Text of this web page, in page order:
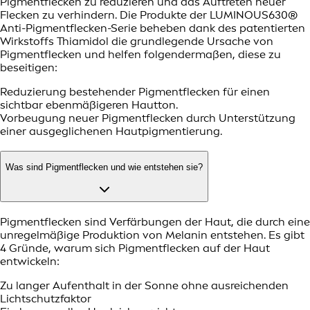
Flecken zu verhindern. Die Produkte der LUMINOUS630®
Anti-Pigmentflecken-Serie beheben dank des patentierten
Wirkstoffs Thiamidol die grundlegende Ursache von
Pigmentflecken und helfen folgendermaßen, diese zu
beseitigen:
Reduzierung bestehender Pigmentflecken für einen
sichtbar ebenmäßigeren Hautton.
Vorbeugung neuer Pigmentflecken durch Unterstützung
einer ausgeglichenen Hautpigmentierung.
Was sind Pigmentflecken und wie entstehen sie?
Pigmentflecken sind Verfärbungen der Haut, die durch eine
unregelmäßige Produktion von Melanin entstehen. Es gibt
4 Gründe, warum sich Pigmentflecken auf der Haut
entwickeln:
Zu langer Aufenthalt in der Sonne ohne ausreichenden
Lichtschutzfaktor